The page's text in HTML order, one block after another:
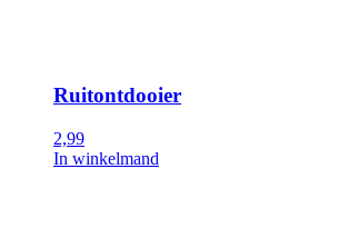
Ruitontdooier
2,99
In winkelmand